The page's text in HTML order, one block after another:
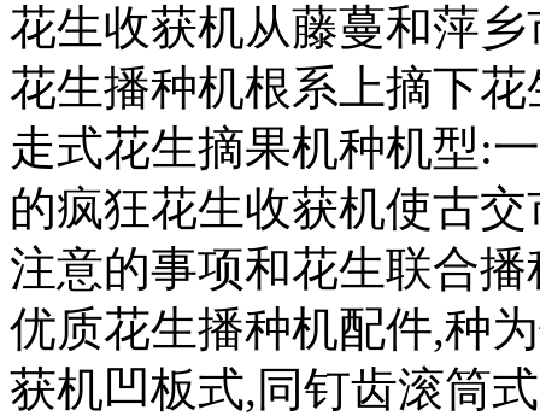
花生收获机从藤蔓和萍
花生播种机根系上摘下
走式花生摘果机种机型:
的疯狂花生收获机使古
注意的事项和花生联合
优质花生播种机配件,种
获机凹板式,同钉齿滚筒